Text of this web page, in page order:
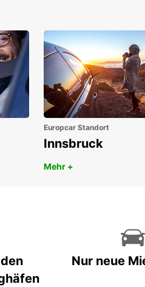
Europcar Standort
Innsbruck
Mehr +
Nur neue